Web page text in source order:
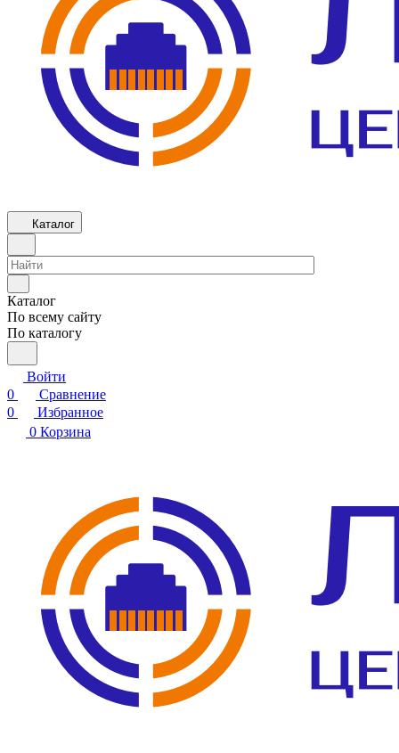
Каталог
Каталог
По всему сайту
По каталогу
Войти
0
Сравнение
0
Избранное
0 Корзина